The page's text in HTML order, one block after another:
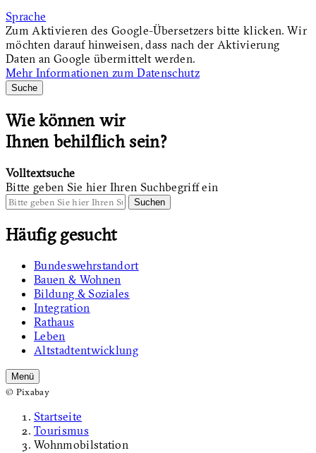
Sprache
Zum Aktivieren des Google-Übersetzers bitte klicken. Wir
möchten darauf hinweisen, dass nach der Aktivierung
Daten an Google übermittelt werden.
Mehr Informationen zum Datenschutz
Suche
Wie können wir
Ihnen behilflich sein?
Volltextsuche
Bitte geben Sie hier Ihren Suchbegriff ein
Suchen
Häufig gesucht
Bundeswehrstandort
Bauen & Wohnen
Bildung & Soziales
Integration
Rathaus
Leben
Altstadtentwicklung
Menü
© Pixabay
Startseite
Tourismus
Wohnmobilstation